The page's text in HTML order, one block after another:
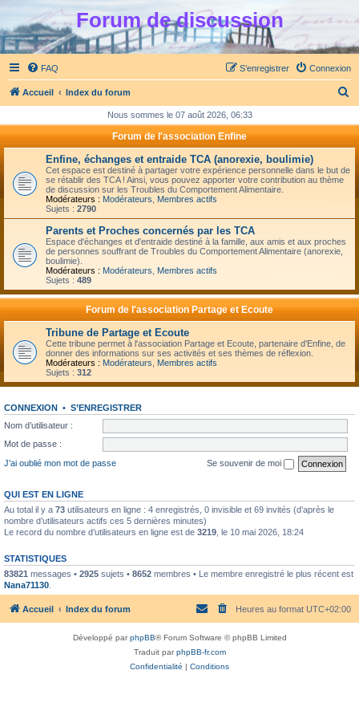
Forum de discussion
FAQ Connexion
S’enregistrer
Accueil Index du forum
h
Nous sommes le 07 août 2026, 06:33
Forum de l'association Enfine
Enfine, échanges et entraide TCA (anorexie, boulimie)
Cet espace est destiné à partager votre expérience personnelle dans le but de
se rétablir des TCA ! Ainsi, vous pouvez apporter votre contribution au thème
de discussion sur les Troubles du Comportement Alimentaire.
Modérateurs : Modérateurs
Membres actifs
Sujets : 2790
Parents et Proches concernés par les TCA
Espace d'échanges et d'entraide destiné à la famille, aux amis et aux proches
de personnes souffrant de Troubles du Comportement Alimentaire (anorexie,
boulimie).
Modérateurs : Modérateurs
Membres actifs
Sujets : 489
Forum de l'association Partage et Ecoute
Tribune de Partage et Ecoute
Cette tribune permet à l'association Partage et Ecoute, partenaire d'Enfine, de
donner des informations sur ses activités et ses thèmes de réflexion.
Modérateurs : Modérateurs
Membres actifs
Sujets : 312
CONNEXION • S’ENREGISTRER
Nom d’utilisateur :
Mot de passe :
J’ai oublié mon mot de passe
Se souvenir de moi
QUI EST EN LIGNE
Au total il y a 73 utilisateurs en ligne : 4 enregistrés, 0 invisible et 69 invités (d’après le
nombre d’utilisateurs actifs ces 5 dernières minutes)
Le record du nombre d’utilisateurs en ligne est de 3219 , le 10 mai 2026, 18:24
STATISTIQUES
83821 messages • 2925 sujets • 8652 membres • Le membre enregistré le plus récent est
Nana71130
Accueil Index du forum Heures au format UTC+02:00
Développé parphpBB® Forum Software © phpBB Limited
Traduit parphpBB-fr.com
Confidentialité | Conditions